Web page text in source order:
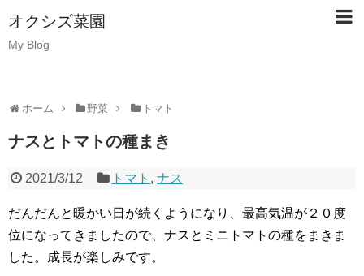
オクシズ菜園
My Blog
ホーム 野菜 トマト
ナスとトマトの種まき
2021/3/12 トマト ,ナス
だんだんと暖かい日が続くようになり、最高気温が２０度
位になってきましたので、ナスとミニトマトの種をまきま
した。成長が楽しみです。